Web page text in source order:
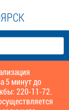
5 минут до
220-11-72.